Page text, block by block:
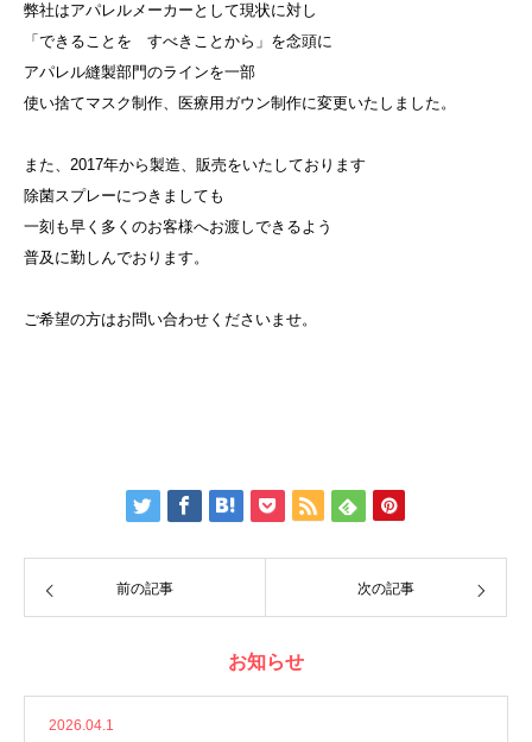
弊社はアパレルメーカーとして現状に対し
「できることを すべきことから」を念頭に
アパレル縫製部門のラインを一部
使い捨てマスク制作、医療用ガウン制作に変更いたしました。
また、2017年から製造、販売をいたしております
除菌スプレーにつきましても
一刻も早く多くのお客様へお渡しできるよう
普及に勤しんでおります。
ご希望の方はお問い合わせくださいませ。
前の記事 次の記事
お知らせ
2026.04.1